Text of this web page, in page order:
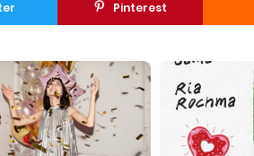
Pinterest